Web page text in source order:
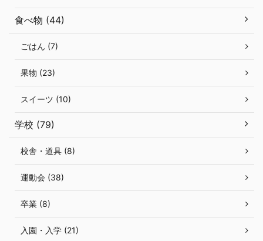
食べ物 (44)
ごはん (7)
果物 (23)
スイーツ (10)
学校 (79)
校舎・道具 (8)
運動会 (38)
卒業 (8)
入園・入学 (21)